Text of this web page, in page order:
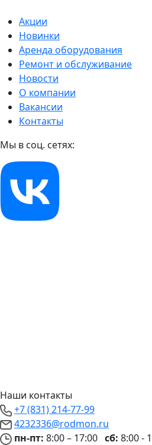
Акции
Новинки
Аренда оборудования
Ремонт и обслуживание
Новости
О компании
Вакансии
Контакты
Мы в соц. сетях:
Наши контакты
+7 (831) 214-77-99
4232336@rodmon.ru
пн-пт: 8:00 – 17:00 сб: 8:00 -